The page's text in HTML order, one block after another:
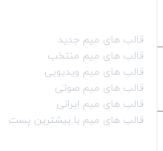
قالب‌ های میم جدید
قالب‌ های میم منتخب
قالب‌ های میم ویدیویی
قالب‌ های میم صوتی
قالب‌ های میم ایرانی
قالب‌ های میم با بیشترین پست